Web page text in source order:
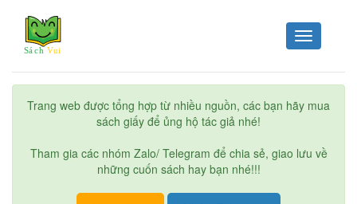
Toggle
navigation
Trang web được tổng hợp từ nhiều nguồn, các bạn hãy mua
sách giấy để ủng hộ tác giả nhé!
Tham gia các nhóm Zalo/ Telegram để chia sẻ, giao lưu về
những cuốn sách hay bạn nhé!!!